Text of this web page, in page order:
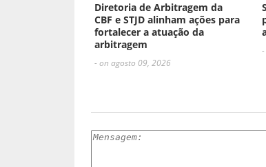
Diretoria de Arbitragem da
CBF e STJD alinham ações para
fortalecer a atuação da
arbitragem
- on agosto 09, 2026